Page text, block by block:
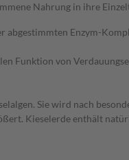
Nahrung in ihre
Enzym-
Funktion von
Sie wird nach
Kieselerde enthält